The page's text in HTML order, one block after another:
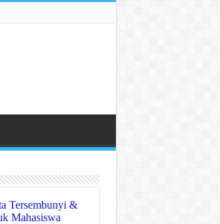
Tersembunyi &
Mahasiswa